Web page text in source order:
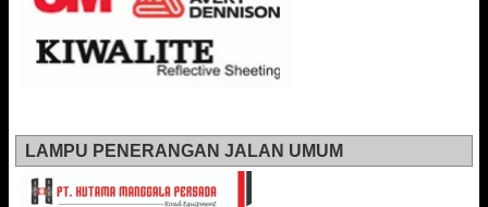
LAMPU PENERANGAN JALAN UMUM